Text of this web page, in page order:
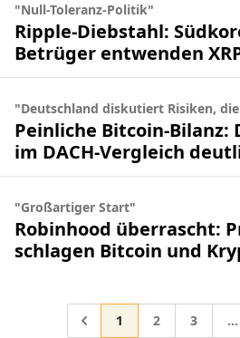
"Null-Toleranz-Politik"
Ripple-Diebstahl:
Betrüger entwenden
"Deutschland diskutiert Risiken,
Peinliche Bitcoin-
im DACH-Vergleich
"Großartiger Start"
Robinhood überrascht:
schlagen Bitcoin und
Gehe zur Seite
1 Gehe zur Seite
2 Gehe
3 …